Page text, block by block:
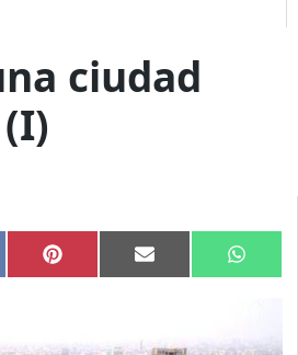
ciudad
Compartir
en
Pinterest Compartir
en
Email
en